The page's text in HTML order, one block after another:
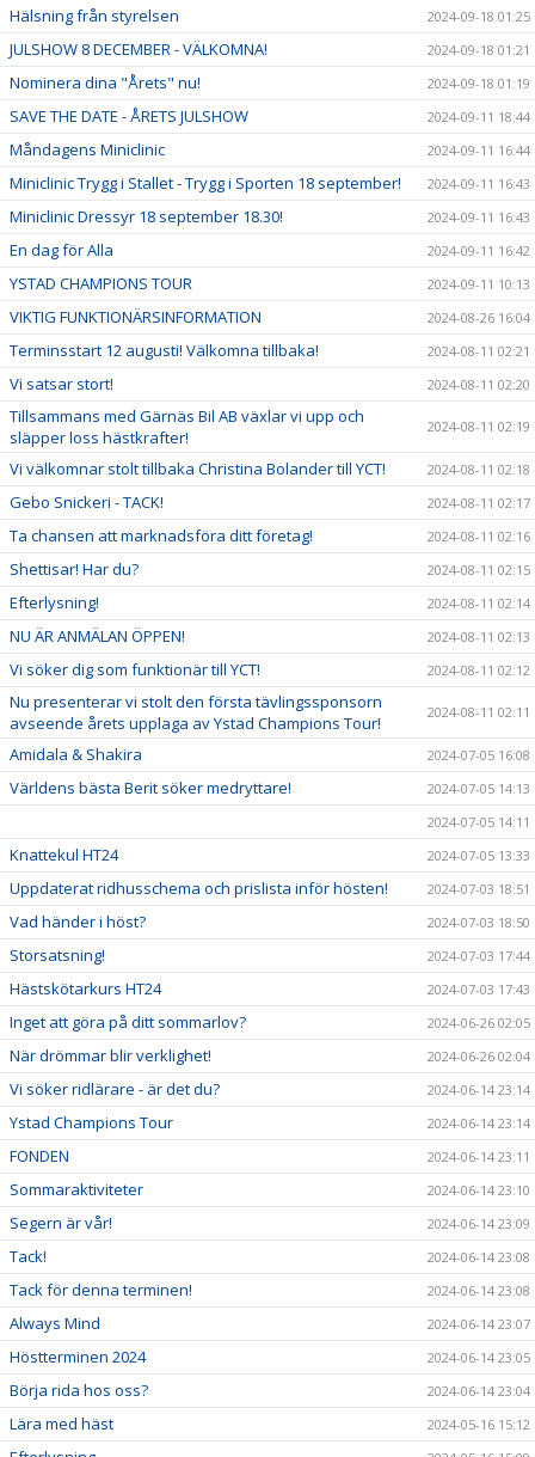
Hälsning från styrelsen 2024-09-18 01:25
JULSHOW 8 DECEMBER - VÄLKOMNA! 2024-09-18 01:21
Nominera dina "Årets" nu! 2024-09-18 01:19
SAVE THE DATE - ÅRETS JULSHOW 2024-09-11 18:44
Måndagens Miniclinic 2024-09-11 16:44
Miniclinic Trygg i Stallet - Trygg i Sporten 18 september! 2024-09-11 16:43
Miniclinic Dressyr 18 september 18.30! 2024-09-11 16:43
En dag för Alla 2024-09-11 16:42
YSTAD CHAMPIONS TOUR 2024-09-11 10:13
VIKTIG FUNKTIONÄRSINFORMATION 2024-08-26 16:04
Terminsstart 12 augusti! Välkomna tillbaka! 2024-08-11 02:21
Vi satsar stort! 2024-08-11 02:20
Tillsammans med Gärnäs Bil AB växlar vi upp och
släpper loss hästkrafter!
2024-08-11 02:19
Vi välkomnar stolt tillbaka Christina Bolander till YCT! 2024-08-11 02:18
Gebo Snickeri - TACK! 2024-08-11 02:17
Ta chansen att marknadsföra ditt företag! 2024-08-11 02:16
Shettisar! Har du? 2024-08-11 02:15
Efterlysning! 2024-08-11 02:14
NU ÄR ANMÄLAN ÖPPEN! 2024-08-11 02:13
Vi söker dig som funktionär till YCT! 2024-08-11 02:12
Nu presenterar vi stolt den första tävlingssponsorn
avseende årets upplaga av Ystad Champions Tour!
2024-08-11 02:11
Amidala & Shakira 2024-07-05 16:08
Världens bästa Berit söker medryttare!
2024-07-05 14:13
2024-07-05 14:11
Knattekul HT24 2024-07-05 13:33
Uppdaterat ridhusschema och prislista inför hösten! 2024-07-03 18:51
Vad händer i höst? 2024-07-03 18:50
Storsatsning! 2024-07-03 17:44
Hästskötarkurs HT24 2024-07-03 17:43
Inget att göra på ditt sommarlov? 2024-06-26 02:05
När drömmar blir verklighet! 2024-06-26 02:04
Vi söker ridlärare - är det du? 2024-06-14 23:14
Ystad Champions Tour 2024-06-14 23:14
FONDEN 2024-06-14 23:11
Sommaraktiviteter 2024-06-14 23:10
Segern är vår! 2024-06-14 23:09
Tack! 2024-06-14 23:08
Tack för denna terminen! 2024-06-14 23:08
Always Mind 2024-06-14 23:07
Höstterminen 2024 2024-06-14 23:05
Börja rida hos oss? 2024-06-14 23:04
Lära med häst 2024-05-16 15:12